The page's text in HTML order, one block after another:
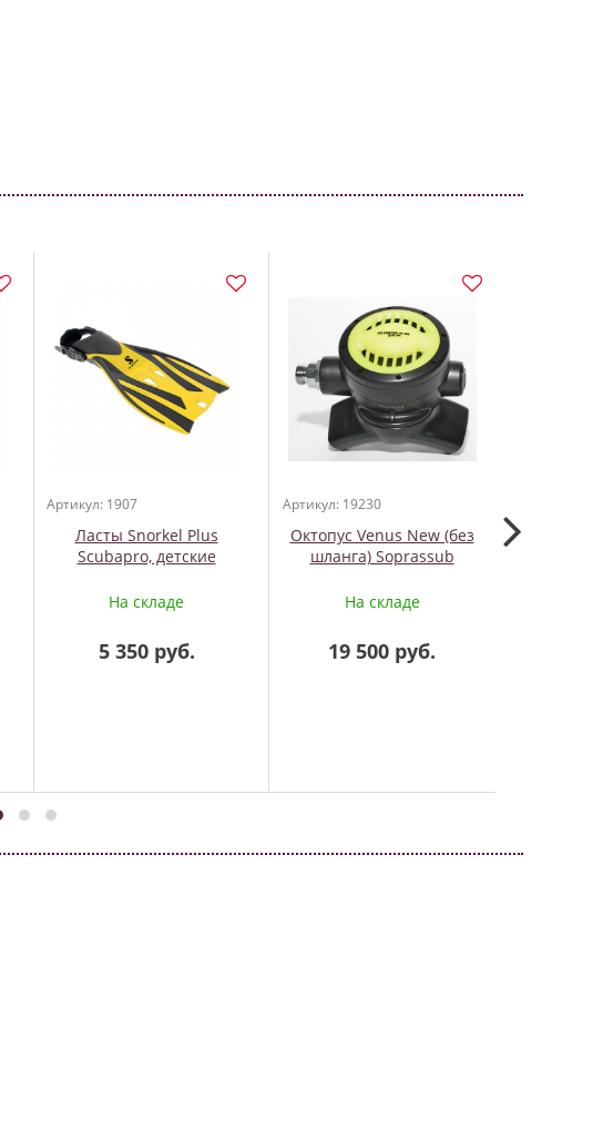
Артикул: 1907
Ласты Snorkel Plus
Scubapro, детские
На складе
5 350 руб.
Артикул: 19230
Октопус Venus New (без
шланга) Soprassub
На складе
19 500 руб.